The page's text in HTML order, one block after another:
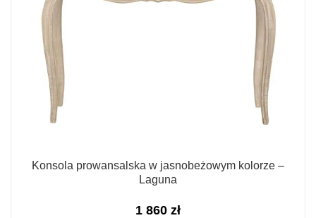
Konsola prowansalska w jasnobeżowym kolorze –
Laguna
1 860 zł